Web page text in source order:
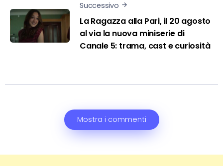
Successivo
La Ragazza alla Pari, il 20 agosto
al via la nuova miniserie di
Canale 5: trama, cast e curiosità
Mostra i commenti